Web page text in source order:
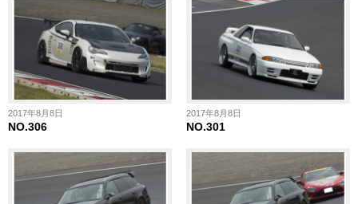
2017年8月8日
NO.306
2017年8月8日
NO.301